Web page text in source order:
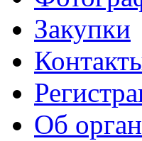
Закупки
Об